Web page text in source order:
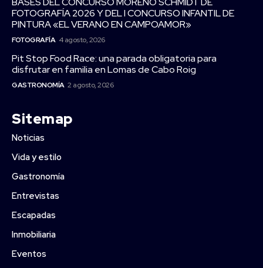
FOTOGRAFÍA 2026 Y DEL I CONCURSO INFANTIL DE
PINTURA «EL VERANO EN CAMPOAMOR»
FOTOGRAFÍA 4 agosto, 2026
Pit Stop Food Race: una parada obligatoria para
disfrutar en familia en Lomas de Cabo Roig
GASTRONOMÍA 2 agosto, 2026
Sitemap
Noticias
Vida y estilo
Gastronomía
Entrevistas
Escapadas
Inmobiliaria
Eventos